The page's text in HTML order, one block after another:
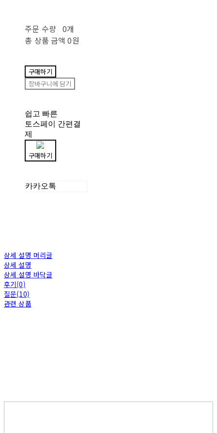
주문 수량 0개
총 상품 금액 0원
구매하기
장바구니에 담기
쉽고 빠른
토스페이 간편결
제
구매하기
카카오톡
상세 설명 머리글
상세 설명
상세 설명 바닥글
후기(0)
질문(10)
관련 상품